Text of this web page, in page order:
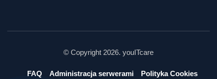
© Copyright 2026. youITcare
FAQ Administracja serwerami Polityka Cookies